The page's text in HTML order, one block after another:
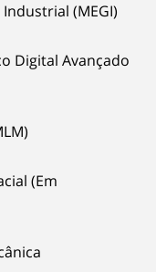
(MEGI)
Digital Avançado
(Em